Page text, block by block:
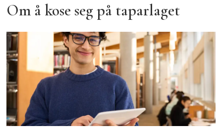
Om å kose seg på taparlaget